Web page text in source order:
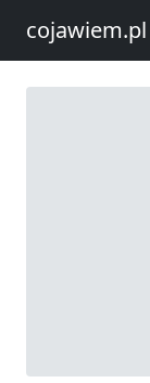
cojawiem.pl